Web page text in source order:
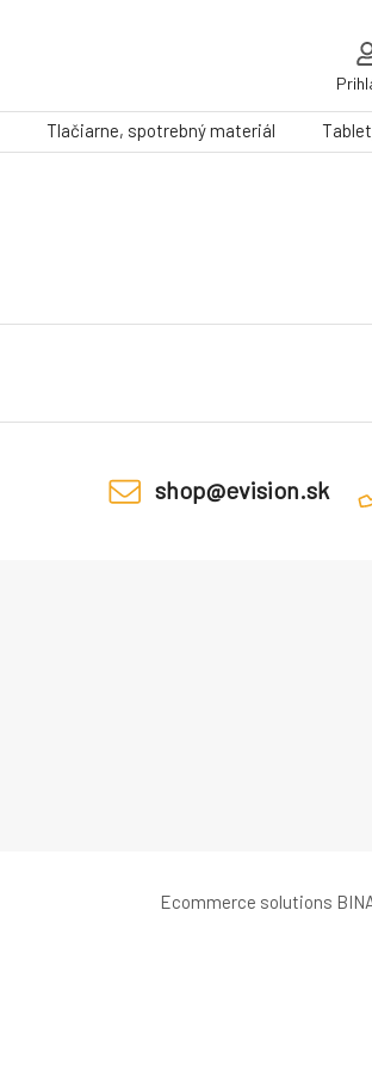
Tlačiarne, spotrebný materiál
shop@evision.sk
Ecommerce solutions